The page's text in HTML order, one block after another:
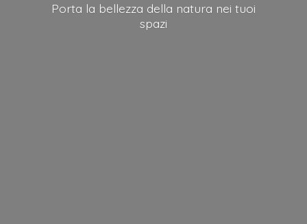
Porta la bellezza della natura nei tuoi
spazi